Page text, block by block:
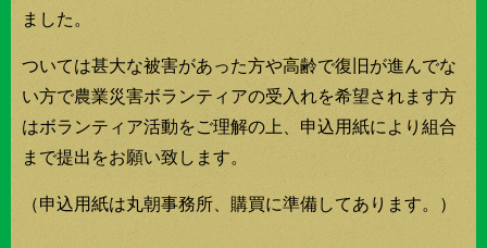
ました。
ついては甚大な被害があった方や高齢で復旧が進んでな
い方で農業災害ボランティアの受入れを希望されます方
はボランティア活動をご理解の上、申込用紙により組合
まで提出をお願い致します。
（申込用紙は丸朝事務所、購買に準備してあります。）